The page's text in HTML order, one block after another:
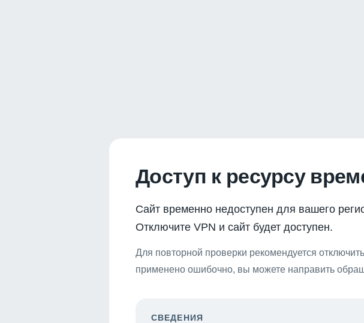
Доступ к ресурсу
Сайт временно недоступен для вашего
Отключите VPN и сайт будет доступен.
Для повторной проверки рекомендуется
применено ошибочно, вы можете направить
СВЕДЕНИЯ